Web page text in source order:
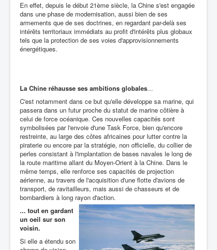
En effet, depuis le début 21ème siècle, la Chine s'est engagée
dans une phase de modernisation, aussi bien de ses
armements que de ses doctrines, en regardant par-delà ses
intérêts territoriaux immédiats au profit d'intérêts plus globaux
tels que la protection de ses voies d'approvisionnements
énergétiques.
La Chine réhausse ses ambitions globales...
C'est notamment dans ce but qu'elle développe sa marine, qui
passera dans un futur proche du statut de marine côtière à
celui de force océanique. Ces nouvelles capacités sont
symbolisées par l'envoie d'une Task Force, bien qu'encore
restreinte, au large des côtes africaines pour lutter contre la
piraterie ou encore par la stratégie, non officielle, du collier de
perles consistant à l'implantation de bases navales le long de
la route maritime allant du Moyen-Orient à la Chine. Dans le
même temps, elle renforce ses capacités de projection
aérienne, au travers de l'acquisition d'une flotte d'avions de
transport, de ravitailleurs, mais aussi de chasseurs et de
bombardiers à long rayon d'action.
... tout en gardant
un oeil sur son
voisin.
Si elle a étendu son